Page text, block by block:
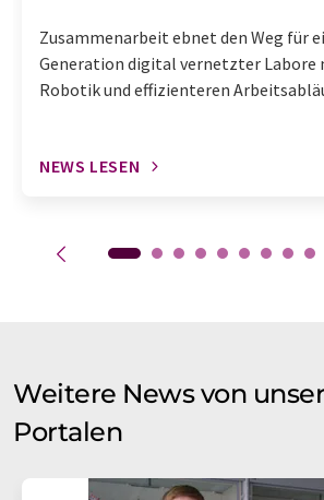
Zusammenarbeit ebnet den Weg für
Generation digital vernetzter
Robotik und effizienteren
NEWS LESEN
Weitere News von
Portalen